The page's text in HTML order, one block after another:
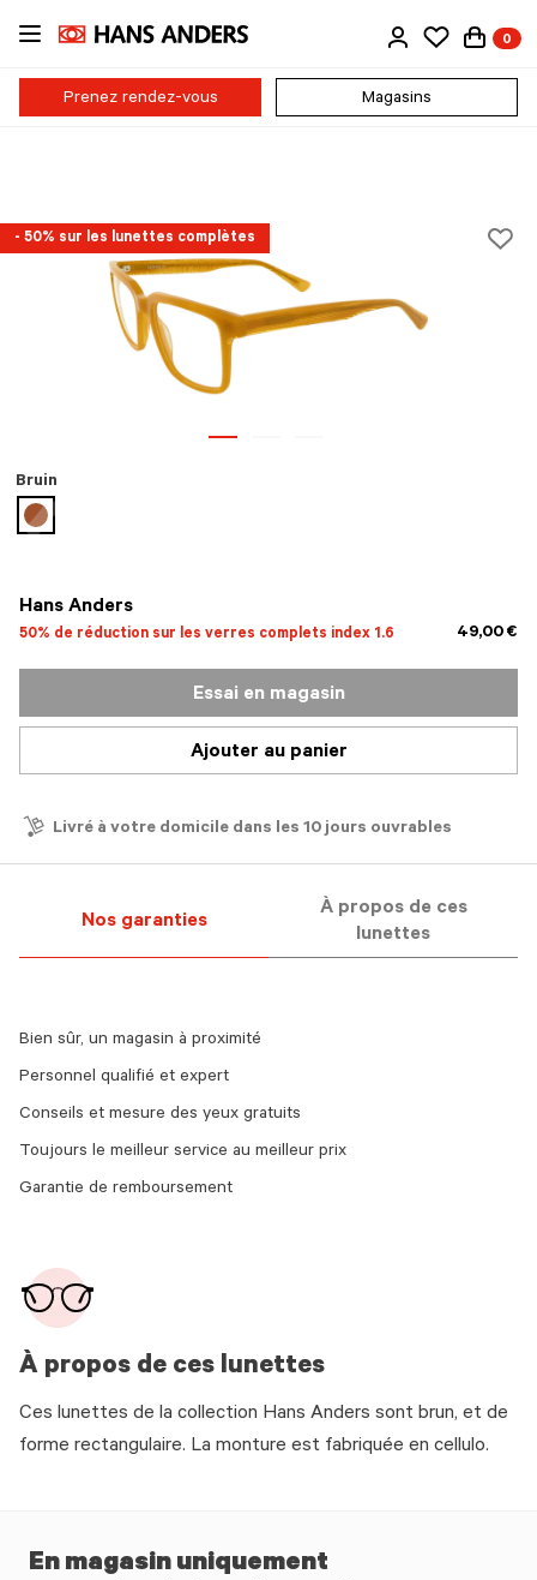
Passer
contenu
principal
0
Prenez rendez-vous Magasins
- 50% sur les lunettes complètes
Hans Anders
50% de réduction sur les verres complets index 1.6 49,00 €
Bruin
sélectionné
Essai en magasin
Ajouter au panier
Livré à votre domicile dans les 10 jours ouvrables
Nos garanties
À propos de ces
lunettes
À propos de ces lunettes
Ces lunettes de la collection Hans Anders sont brun, et de
forme rectangulaire. La monture est fabriquée en cellulo.
Bien sûr, un magasin à proximité
Personnel qualifié et expert
Conseils et mesure des yeux gratuits
Toujours le meilleur service au meilleur prix
Garantie de remboursement
En magasin uniquement